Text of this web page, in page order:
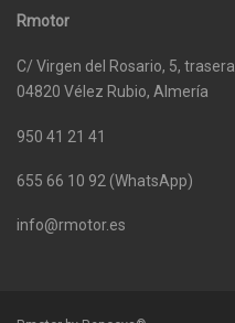
Rmotor
C/ Virgen del Rosario, 5, trasera
04820 Vélez Rubio, Almería
950 41 21 41
655 66 10 92 (WhatsApp)
info@rmotor.es